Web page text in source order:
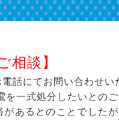
相談】
話にてお問い合わせい
一式処分したいとのご
あるとのことでした